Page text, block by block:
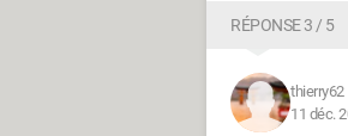
RÉPONSE 3 / 5
thierry62
11 déc.